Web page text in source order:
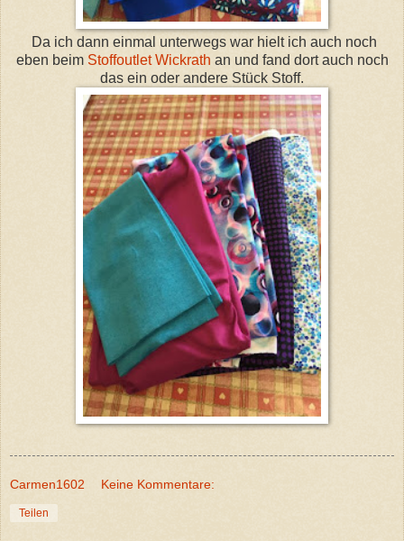
Da ich dann einmal unterwegs war hielt ich auch noch
eben beim Stoffoutlet Wickrath an und fand dort auch noch
das ein oder andere Stück Stoff.
Carmen1602 Keine Kommentare:
Teilen